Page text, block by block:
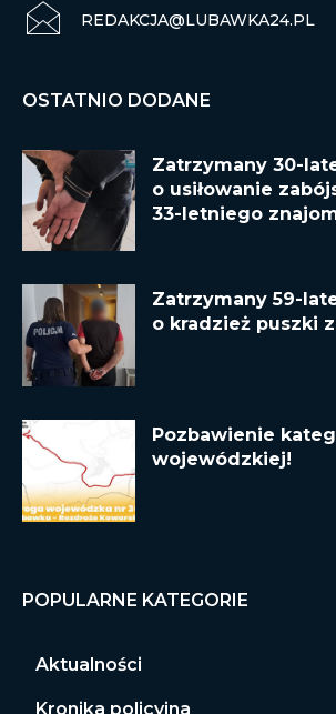
REDAKCJA@LUBAWKA24.PL
OSTATNIO DODANE
Zatrzymany 30-
o usiłowanie
33-letniego
Zatrzymany 59-
o kradzież puszki
Pozbawienie
wojewódzkiej!
POPULARNE KATEGORIE
Aktualności
Kronika policyjna